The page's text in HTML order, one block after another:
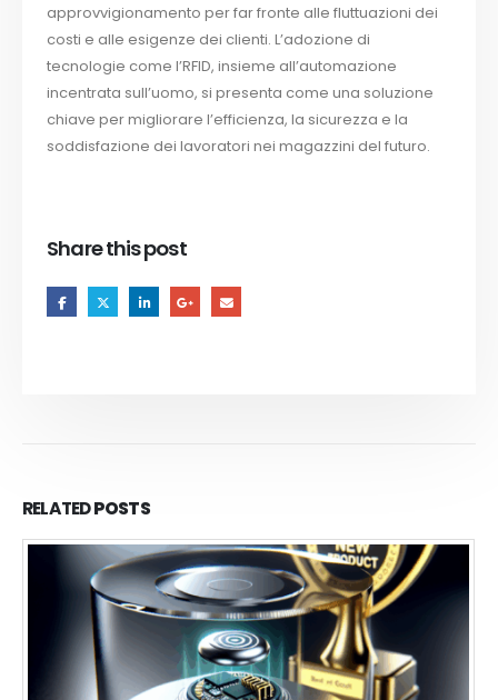
approvvigionamento per far fronte alle fluttuazioni dei
costi e alle esigenze dei clienti. L’adozione di
tecnologie come l’RFID, insieme all’automazione
incentrata sull’uomo, si presenta come una soluzione
chiave per migliorare l’efficienza, la sicurezza e la
soddisfazione dei lavoratori nei magazzini del futuro.
Share this post
RELATEDPOSTS